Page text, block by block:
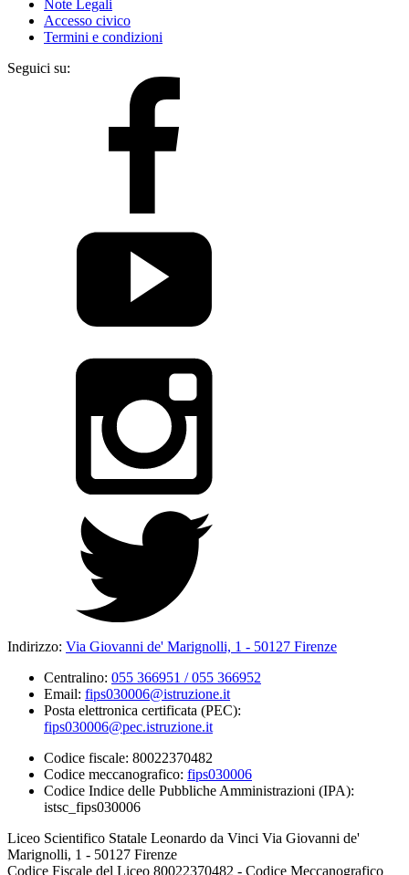
Note Legali
Accesso civico
Termini e condizioni
Seguici su:
Indirizzo: Via Giovanni de' Marignolli, 1 - 50127 Firenze
Centralino: 055 366951 / 055 366952
Email: fips030006@istruzione.it
Posta elettronica certificata (PEC):
fips030006@pec.istruzione.it
Codice fiscale: 80022370482
Codice meccanografico: fips030006
Codice Indice delle Pubbliche Amministrazioni (IPA):
istsc_fips030006
Liceo Scientifico Statale Leonardo da Vinci Via Giovanni de'
Marignolli, 1 - 50127 Firenze
Codice Fiscale del Liceo 80022370482 - Codice Meccanografico